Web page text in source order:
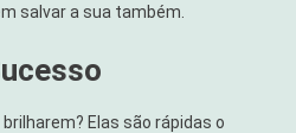
salvar a sua também.
Elas são rápidas o